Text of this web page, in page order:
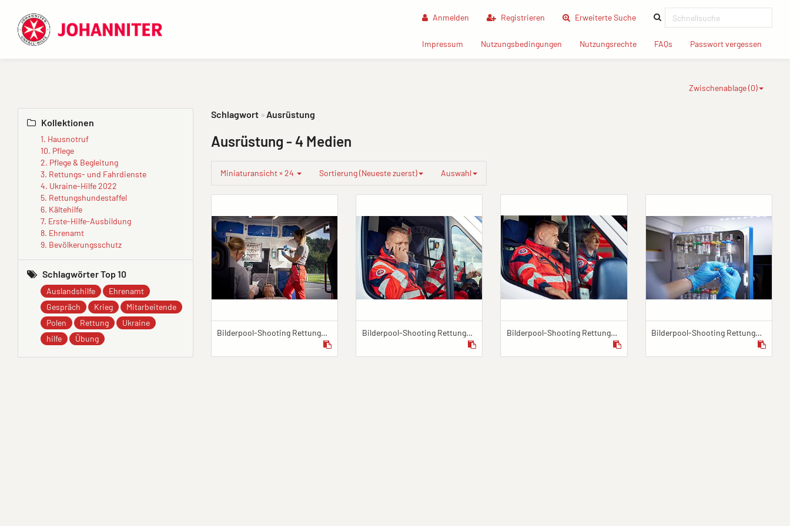
Anmelden Registrieren Erweiterte Suche(current)
Impressum (current)Nutzungsbedingungen (current)Nutzungsrechte(current)
FAQs (current)Passwort vergessen
Zwischenablage (0)
Kollektionen
1. Hausnotruf
10. Pflege
2. Pflege & Begleitung
3. Rettungs- und Fahrdienste
4. Ukraine-Hilfe 2022
5. Rettungshundestaffel
6. Kältehilfe
7. Erste-Hilfe-Ausbildung
8. Ehrenamt
9. Bevölkerungsschutz
Schlagwörter Top 10
Auslandshilfe
Ehrenamt
Gespräch
Krieg
Mitarbeitende
Polen
Rettung
Ukraine
hilfe
Übung
Schlagwort Ausrüstung
Ausrüstung - 4 Medien
Miniaturansicht × 24 Sortierung (Neueste zuerst) Auswahl
Bilderpool-Shooting Rettungsdienst_Blomberg_@Upfront Photo & Film GmbH_22.09.2021_5 Bilderpool-Shooting Rettungsdienst_Blomberg_@Upfront Photo & Film GmbH_22.09.2021_13 Bilderpool-Shooting Rettungsdienst_Blomberg_@Upfront Photo & Film GmbH_22.09.2021_15 Bilderpool-Shooting Rettungsdienst_Blomberg_@Upfront Photo & Film GmbH_22.09.2021_37